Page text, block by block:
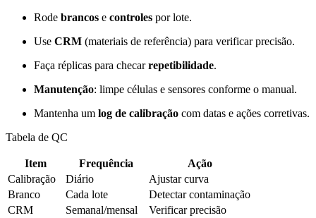
Rode brancos e controles por lote.
Use CRM (materiais de referência) para verificar precisão.
Faça réplicas para checarrepetibilidade.
Manutenção: limpe células e sensores conforme o manual.
Mantenha um log de calibração com datas e ações corretivas.
Tabela de QC
Item Frequência
Ação
Calibração
Diário
Ajustar curva
Branco
Cada lote
Detectar contaminação
CRM
Semanal/mensal
Verificar precisão